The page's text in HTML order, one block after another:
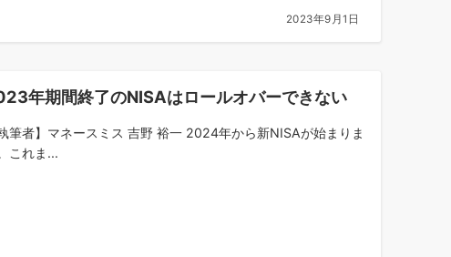
2023年9月1日
年期間終了のNISAはロールオバーできない
執筆者】マネースミス 吉野 裕一 2024年から新NISAが始まりま
これま...